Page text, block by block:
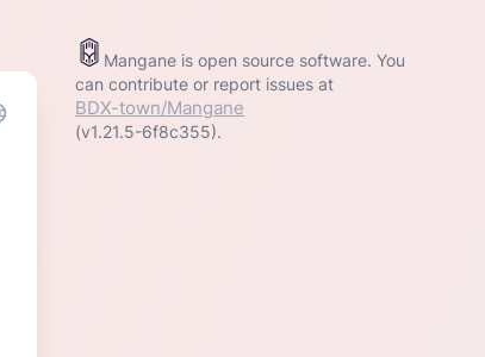
Mangane is open source software. You
can contribute or report issues at
BDX-town/Mangane
(v1.21.5-6f8c355).